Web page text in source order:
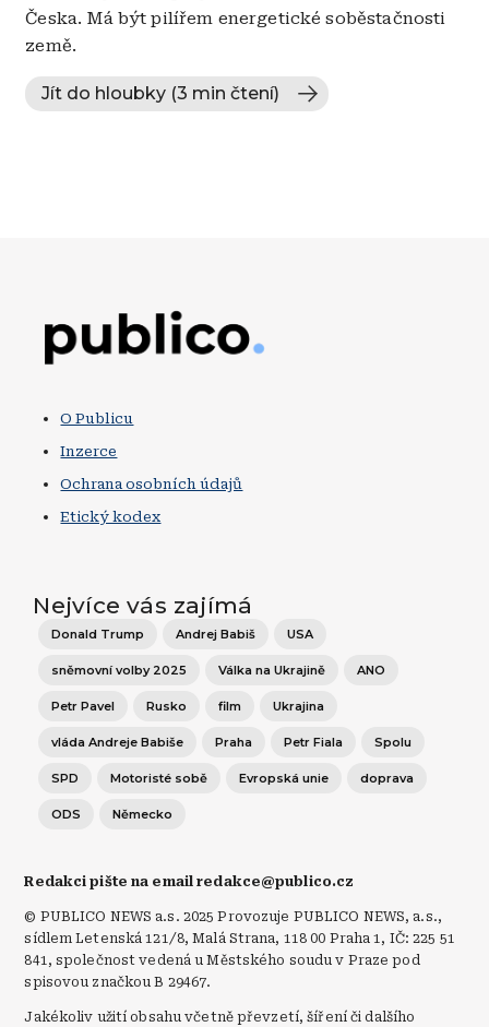
Česka. Má být pilířem energetické soběstačnosti
země.
Jít do hloubky (3 min čtení)
O Publicu
Inzerce
Ochrana osobních údajů
Etický kodex
Nejvíce vás zajímá
Donald Trump Andrej Babiš USA
sněmovní volby 2025 Válka na Ukrajině ANO
Petr Pavel Rusko film Ukrajina
vláda Andreje Babiše Praha Petr Fiala Spolu
SPD Motoristé sobě Evropská unie doprava
ODS Německo
Redakci pište na email redakce@publico.cz
© PUBLICO NEWS a.s. 2025 Provozuje PUBLICO NEWS, a.s.,
sídlem Letenská 121/8, Malá Strana, 118 00 Praha 1, IČ: 225 51
841, společnost vedená u Městského soudu v Praze pod
spisovou značkou B 29467.
Jakékoliv užití obsahu včetně převzetí, šíření či dalšího